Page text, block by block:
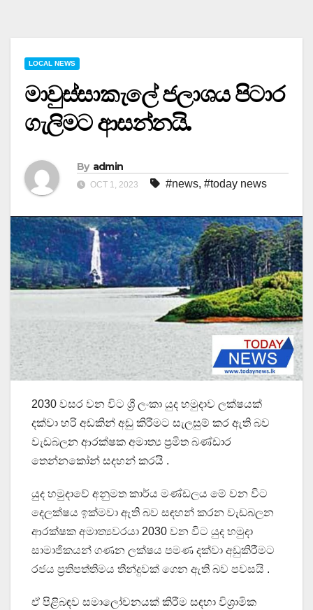
LOCAL NEWS
මාවුස්සාකැලේ ජලාශය පිටාර
ගැලිමට ආසන්නයි.
By admin
OCT 1, 2023 #news, #today news
2030 වසර වන විට ශ්‍රී ලංකා යුද හමුදාව ලක්ෂයක්
දක්වා හරි අඩකින් අඩු කිරීමට සැලසුම් කර ඇති බව
වැඩබලන ආරක්ෂක අමාත්‍ය ප්‍රමිත බණ්ඩාර
තෙන්නකෝන් සදහන් කරයි .
යුද හමුදාවේ අනුමත කාර්ය මණ්ඩලය මේ වන විට
දෙලක්ෂය ඉක්මවා ඇති බව සඳහන් කරන වැඩබලන
ආරක්ෂක අමාත්‍යවරයා 2030 වන විට යුද හමුදා
සාමාජිකයන් ගණන ලක්ෂය පමණ දක්වා අඩුකිරීමට
රජය ප්‍රතිපත්තිමය තීන්දුවක් ගෙන ඇති බව පවසයි .
ඒ පිළිබඳව සමාලෝචනයක් කිරීම සඳහා විශ්‍රාමික